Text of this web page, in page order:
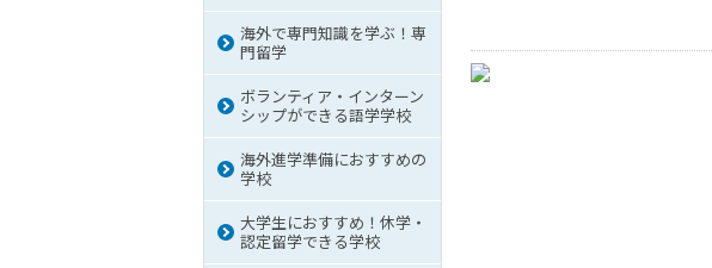
海外で専門知識を学ぶ！専
門留学
ボランティア・インターン
シップができる語学学校
海外進学準備におすすめの
学校
大学生におすすめ！休学・
認定留学できる学校